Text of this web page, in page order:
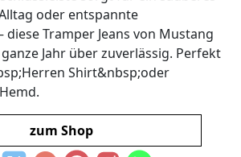
oder entspannte
diese Tramper Jeans von Mustang
Jahr über zuverlässig. Perfekt
Shirt&nbsp;oder
zum Shop